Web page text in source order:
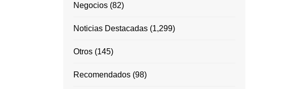
Negocios (82)
Noticias Destacadas (1,299)
Otros (145)
Recomendados (98)